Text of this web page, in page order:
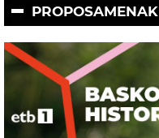
PROPOSAMENAK